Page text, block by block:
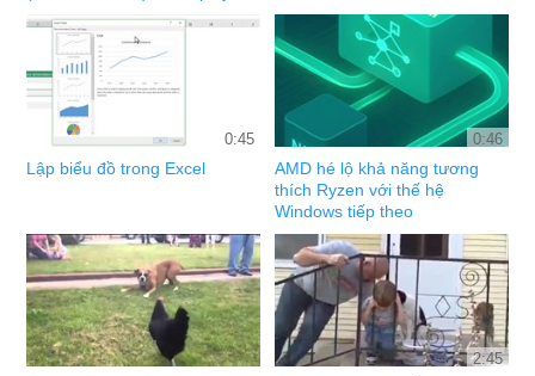
0:45
Lập biểu đồ trong Excel
0:46
AMD hé lộ khả năng tương
thích Ryzen với thế hệ
Windows tiếp theo
2:45